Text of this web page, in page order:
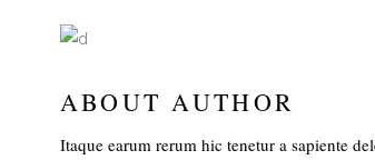
ABOUT AUTHOR
Itaque earum rerum hic tenetur a sapiente